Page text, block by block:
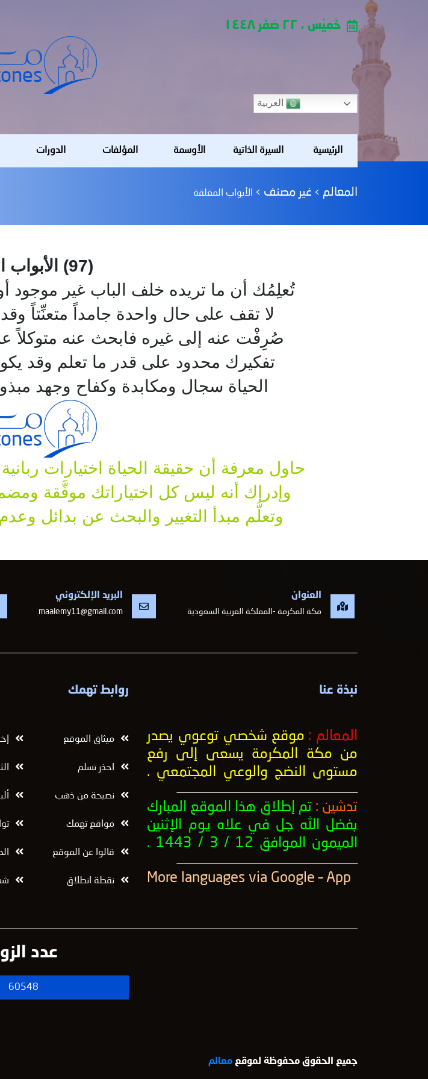
خَمِيْس ، ٢٢ صَفَر ١٤٤٨
العربية
الرئيسية السيرة الذاتية الأوسمة المؤلفات الدورات
المعالم > غير مصنف > الأبواب المغلقة
(97) الأبواب المغلقة
تُعلِمُك أن ما تريده خلف الباب غير موجود
لا تقف على حال واحدة جامداً متعنِّتاً
صُرِفْت عنه إلى غيره فابحث عنه متوكلاً
تفكيرك محدود على قدر ما تعلم وقد
الحياة سجال ومكابدة وكفاح وجهد
حاول معرفة أن حقيقة الحياة اختيارات
وإدراك أنه ليس كل اختياراتك موفَّقة
وتعلُّم مبدأ التغيير والبحث عن بدائل
العنوان
مكة المكرمة -المملكة العربية السعودية
البريد الإلكتروني
maalemy11@gmail.com
نبذة عنا
المعالم : موقع شخصي توعوي يصدر
من مكة المكرمة يسعى إلى رفع
مستوى النضج والوعي المجتمعي .
ــــــــــــــــــــــــــــــــــــــــــــــــــــــــــــــــــــــــــــــــــــــــــــــــــــ
تدشين : تم إطلاق هذا الموقع المبارك
بفضل الله جل في علاه يوم الإثنين
الميمون الموافق 12 / 3 / 1443 .
ــــــــــــــــــــــــــــــــــــــــــــــــــــــــــــــــــــــــــــــــــــــــــــــــــــ
روابط تهمك
ميثاق الموقع
احذر تسلم
نصيحة من ذهب
مواقع تهمك
قالوا عن الموقع
نقطة انطلاق
عدد
60548
جميع الحقوق محفوظة لموقع معالم